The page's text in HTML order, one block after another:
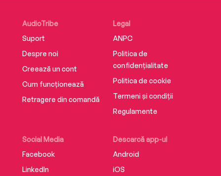
AudioTribe
Suport
Despre noi
Creează un cont
Cum funcționează
Retragere din comandă
Social Media
Facebook
LinkedIn
Descarcă app-ul
Android
iOS
Legal
ANPC
Politica de
confidențialitate
Politica de cookie
Termeni și condiții
Regulamente